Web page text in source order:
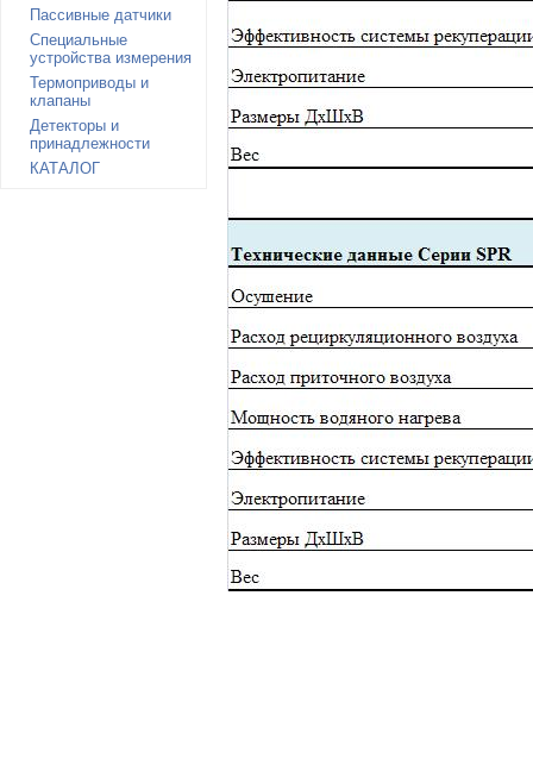
Пассивные датчики
Специальные
устройства измерения
Термоприводы и
клапаны
Детекторы и
принадлежности
КАТАЛОГ